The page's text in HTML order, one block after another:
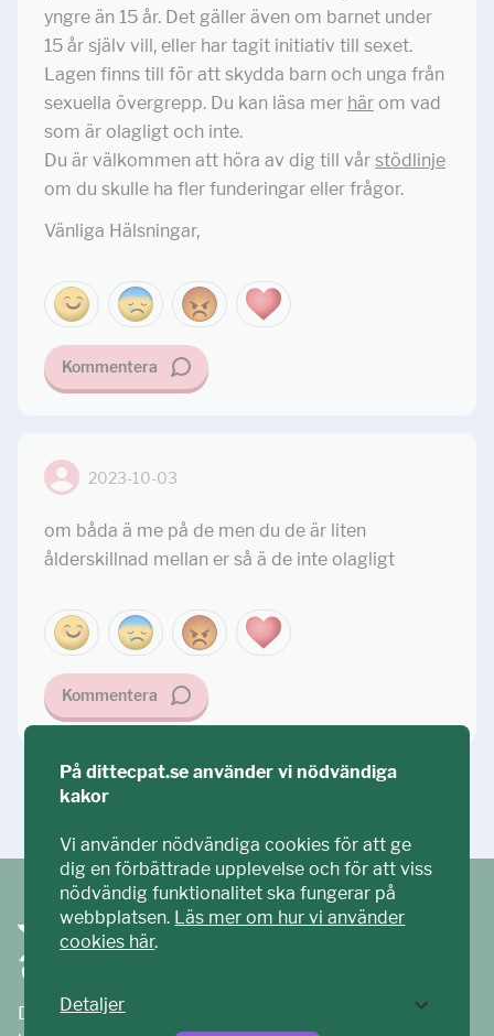
yngre än 15 år. Det gäller även om barnet under
15 år själv vill, eller har tagit initiativ till sexet.
Lagen finns till för att skydda barn och unga från
sexuella övergrepp. Du kan läsa mer här om vad
som är olagligt och inte.
Du är välkommen att höra av dig till vår stödlinje
om du skulle ha fler funderingar eller frågor.
Vänliga Hälsningar,
Kommentera
2023-10-03
om båda ä me på de men du de är liten
ålderskillnad mellan er så ä de inte olagligt
Kommentera
Ditt ECPAT har tagits fram tillsammans med barn och
På dittecpat.se använder vi nödvändiga
kakor
Vi använder nödvändiga cookies för att ge
dig en förbättrade upplevelse och för att viss
nödvändig funktionalitet ska fungerar på
webbplatsen. Läs mer om hur vi använder
cookies här.
Detaljer